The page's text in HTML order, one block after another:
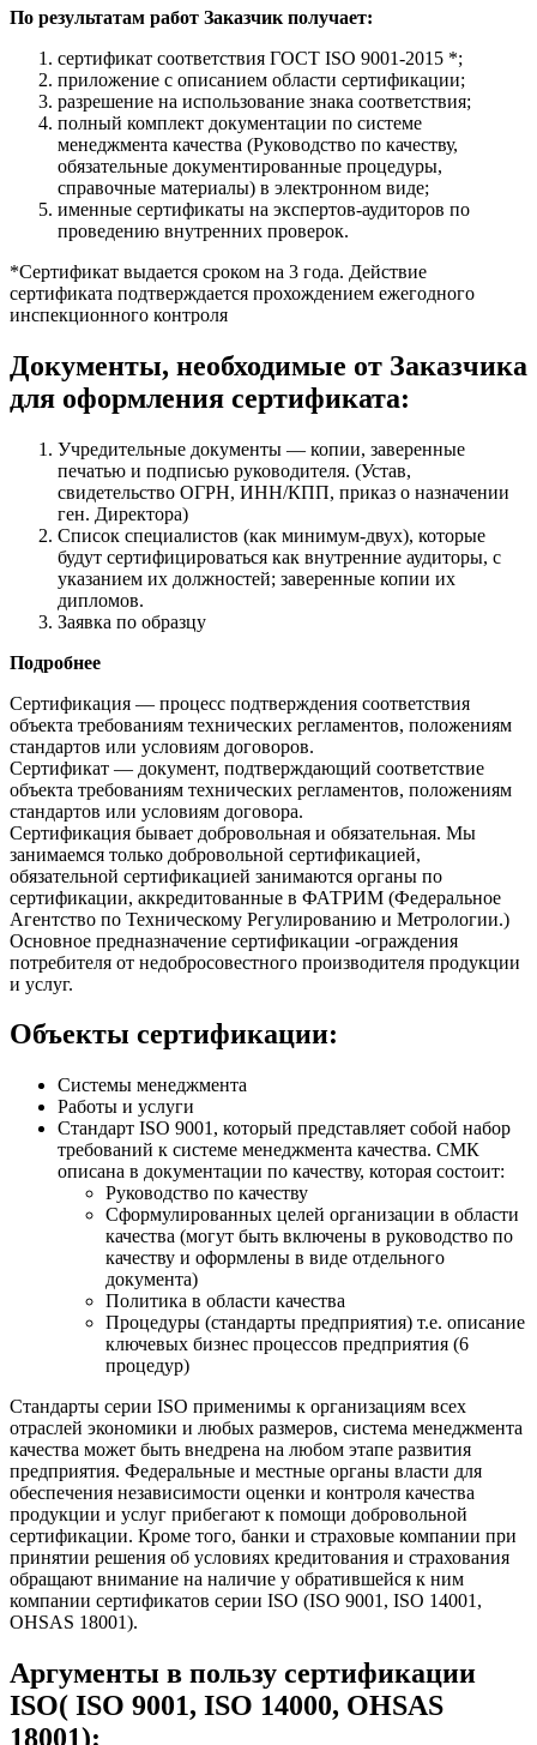
По результатам работ Заказчик получает:
сертификат соответствия ГОСТ ISO 9001-2015 *;
приложение с описанием области сертификации;
разрешение на использование знака соответствия;
полный комплект документации по системе
менеджмента качества (Руководство по качеству,
обязательные документированные процедуры,
справочные материалы) в электронном виде;
именные сертификаты на экспертов-аудиторов по
проведению внутренних проверок.
*Сертификат выдается сроком на 3 года. Действие
сертификата подтверждается прохождением ежегодного
инспекционного контроля
Документы, необходимые от Заказчика
для оформления сертификата:
Учредительные документы — копии, заверенные
печатью и подписью руководителя. (Устав,
свидетельство ОГРН, ИНН/КПП, приказ о назначении
ген. Директора)
Список специалистов (как минимум-двух), которые
будут сертифицироваться как внутренние аудиторы, с
указанием их должностей; заверенные копии их
дипломов.
Заявка по образцу
Подробнее
Сертификация — процесс подтверждения соответствия
объекта требованиям технических регламентов, положениям
стандартов или условиям договоров.
Сертификат — документ, подтверждающий соответствие
объекта требованиям технических регламентов, положениям
стандартов или условиям договора.
Сертификация бывает добровольная и обязательная. Мы
занимаемся только добровольной сертификацией,
обязательной сертификацией занимаются органы по
сертификации, аккредитованные в ФАТРИМ (Федеральное
Агентство по Техническому Регулированию и Метрологии.)
Основное предназначение сертификации -ограждения
потребителя от недобросовестного производителя продукции
и услуг.
Объекты сертификации:
Системы менеджмента
Работы и услуги
Стандарт ISO 9001, который представляет собой набор
требований к системе менеджмента качества. СМК
описана в документации по качеству, которая состоит:
Руководство по качеству
Сформулированных целей организации в области
качества (могут быть включены в руководство по
качеству и оформлены в виде отдельного
документа)
Политика в области качества
Процедуры (стандарты предприятия) т.е. описание
ключевых бизнес процессов предприятия (6
процедур)
Стандарты серии ISO применимы к организациям всех
отраслей экономики и любых размеров, система менеджмента
качества может быть внедрена на любом этапе развития
предприятия. Федеральные и местные органы власти для
обеспечения независимости оценки и контроля качества
продукции и услуг прибегают к помощи добровольной
сертификации. Кроме того, банки и страховые компании при
принятии решения об условиях кредитования и страхования
обращают внимание на наличие у обратившейся к ним
компании сертификатов серии ISO (ISO 9001, ISO 14001,
OHSAS 18001).
Аргументы в пользу сертификации
ISO( ISO 9001, ISO 14000, OHSAS
18001):